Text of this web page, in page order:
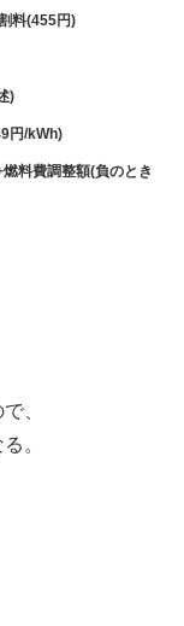
料(455円)
)
円/kWh)
料費調整額(負のとき
、
。